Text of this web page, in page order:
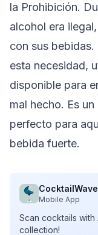
la Prohibición.
alcohol era
con sus
esta necesidad,
disponible para
mal hecho. Es
perfecto para
bebida fuerte.
CocktailWave
Mobile App
Scan cocktails
collection!